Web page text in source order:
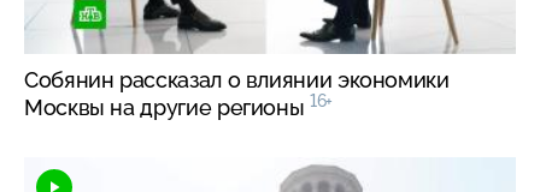
Собянин рассказал о влиянии экономики
Москвы на другие регионы 16+